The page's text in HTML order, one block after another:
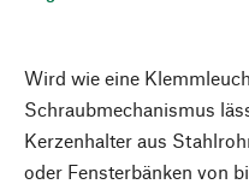
Wird wie eine
Schraubmechanismus
Kerzenhalter aus
oder Fensterbänken von